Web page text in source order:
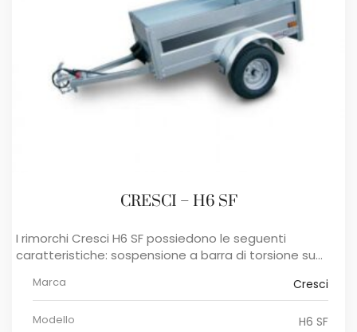
CRESCI – H6 SF
I rimorchi Cresci H6 SF ​possiedono le seguenti
caratteristiche: sospensione a barra di torsione su...
Marca Cresci
Modello H6 SF